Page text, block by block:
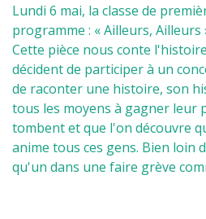
Lundi 6 mai, la classe de
programme : « Ailleurs,
Cette pièce nous conte
décident de participer à un
de raconter une histoire, son
tous les moyens à gagner leur
tombent et que l'on découvre
anime tous ces gens. Bien loin
qu'un dans une faire grève